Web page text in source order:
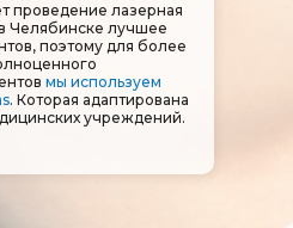
проведение лазерная
Челябинске лучшее
поэтому для более
мы используем
. Которая адаптирована
учреждений.